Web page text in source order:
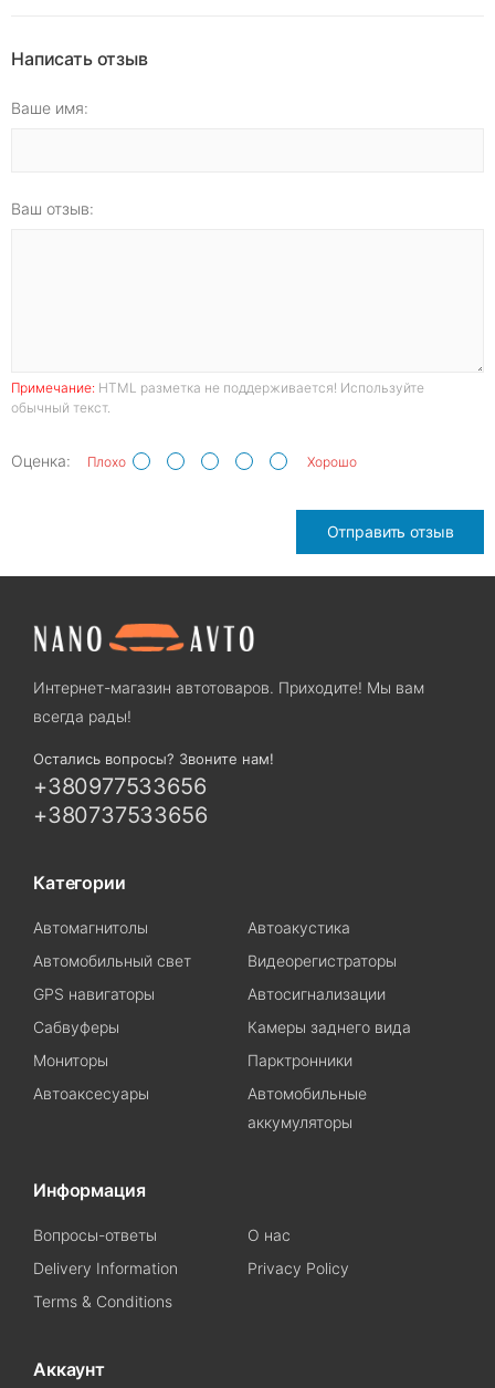
Написать отзыв
Ваше имя:
Ваш отзыв:
Примечание: HTML разметка не поддерживается! Используйте
обычный текст.
Оценка: Плохо Хорошо
Отправить отзыв
Интернет-магазин автотоваров. Приходите! Мы вам
всегда рады!
Остались вопросы? Звоните нам!
+380977533656
+380737533656
Категории
Автомагнитолы
Автоакустика
Автомобильный свет
Видеорегистраторы
GPS навигаторы
Автосигнализации
Сабвуферы
Камеры заднего вида
Мониторы
Парктронники
Автоаксесуары
Автомобильные
аккумуляторы
Информация
Вопросы-ответы
О нас
Delivery Information
Privacy Policy
Terms & Conditions
Аккаунт